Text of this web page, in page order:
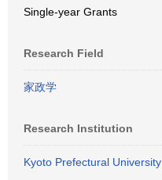
Single-year Grants
Research Field
家政学
Research Institution
Kyoto Prefectural University